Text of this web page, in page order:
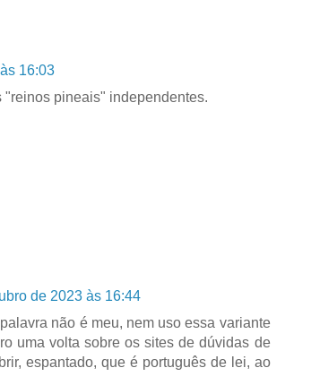
16:03
pineais" independentes.
de 2023 às 16:44
não é meu, nem uso essa variante
uma volta sobre os sites de dúvidas de
espantado, que é português de lei, ao